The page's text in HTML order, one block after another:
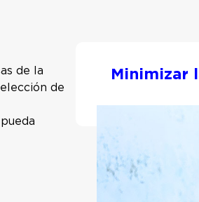
de la
de
Minimizar